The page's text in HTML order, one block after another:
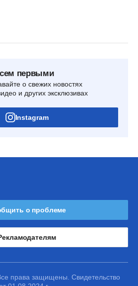
первыми
о свежих новостях
и других эксклюзивах
Instagram
о проблеме
права защищены. Свидетельство